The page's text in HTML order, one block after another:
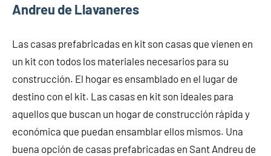
Andreu de Llavaneres
Las casas prefabricadas en kit son casas que vienen en
un kit con todos los materiales necesarios para su
construcción. El hogar es ensamblado en el lugar de
destino con el kit. Las casas en kit son ideales para
aquellos que buscan un hogar de construcción rápida y
económica que puedan ensamblar ellos mismos. Una
buena opción de casas prefabricadas en Sant Andreu de